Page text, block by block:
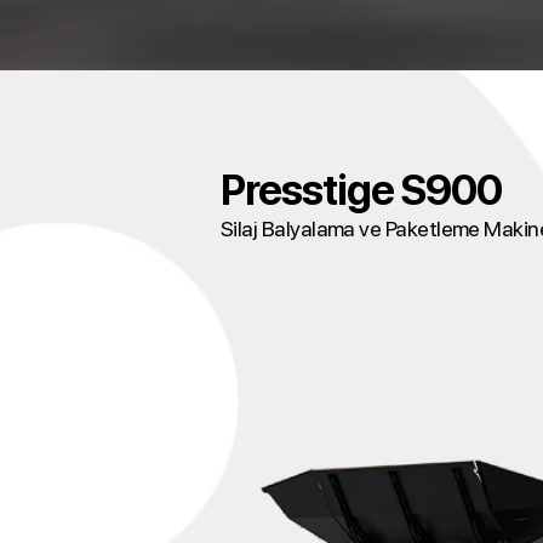
Presstige S900
Silaj Balyalama ve Paketleme